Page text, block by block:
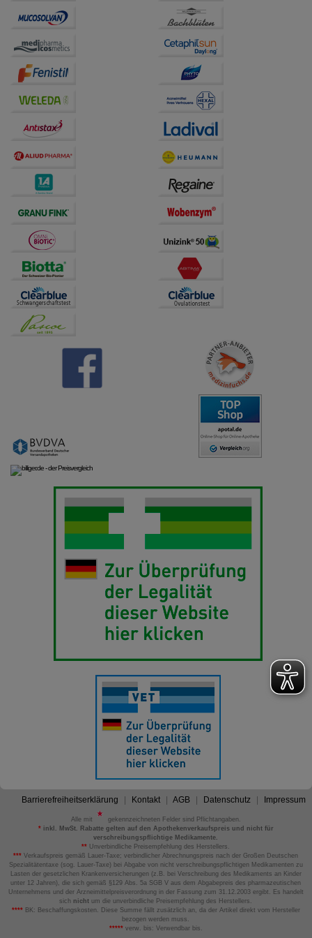
unserer Website sammeln, mit deren Hilfe wir unsere
Website weiter für Sie optimieren können, den Inhalt
Drittseiten möglichst relevant für Sie zu gestalten.
Bitte beachten Sie, dass Daten hierfür teilweise an
Dritte wie z.B. Google oder soziale Medien
übertragen werden.
Barrierefreiheitserklärung Kontakt AGB Datenschutz Impressum
Alle mit
gekennzeichneten Felder sind Pflichtangaben.
*inkl. MwSt. Rabatte gelten auf den Apothekenverkaufspreis und nicht für
verschreibungspflichtige Medikamente.
** Unverbindliche Preisempfehlung des Herstellers.
*** Verkaufspreis gemäß Lauer-Taxe; verbindlicher Abrechnungspreis nach der Großen Deutschen
Spezialitätentaxe (sog. Lauer-Taxe) bei Abgabe von nicht verschreibungspflichtigen Medikamenten zu
Lasten der gesetzlichen Krankenversicherungen (z.B. bei Verschreibung des Medikaments an Kinder
unter 12 Jahren), die sich gemäß §129 Abs. 5a SGB V aus dem Abgabepreis des pharmazeutischen
Unternehmens und der Arzneimittelpreisverordnung in der Fassung zum 31.12.2003 ergibt. Es handelt
sich nicht um die unverbindliche Preisempfehlung des Herstellers.
****BK: Beschaffungskosten. Diese Summe fällt zusätzlich an, da der Artikel direkt vom Hersteller
bezogen werden muss.
*****verw. bis: Verwendbar bis.